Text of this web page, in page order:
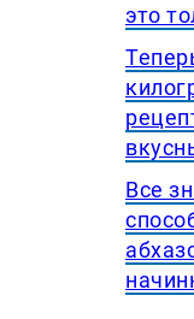
это
Все